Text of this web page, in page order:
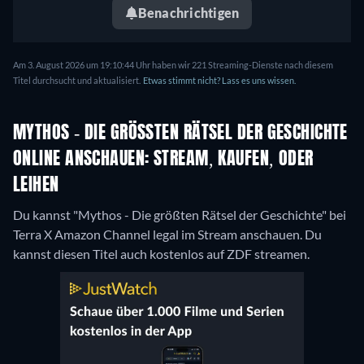
Benachrichtigen
Am 3. August 2026 um 19:10:44 Uhr haben wir 221 Streaming-Dienste nach diesem
Titel durchsucht und aktualisiert. Etwas stimmt nicht? Lass es uns wissen.
MYTHOS - DIE GRÖSSTEN RÄTSEL DER GESCHICHTE O
NLINE ANSCHAUEN: STREAM, KAUFEN, ODER L
EIHEN
Du kannst "Mythos - Die größten Rätsel der Geschichte" bei
Terra X Amazon Channel legal im Stream anschauen. Du
kannst diesen Titel auch kostenlos auf ZDF streamen.